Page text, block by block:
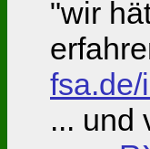
"wir
... und